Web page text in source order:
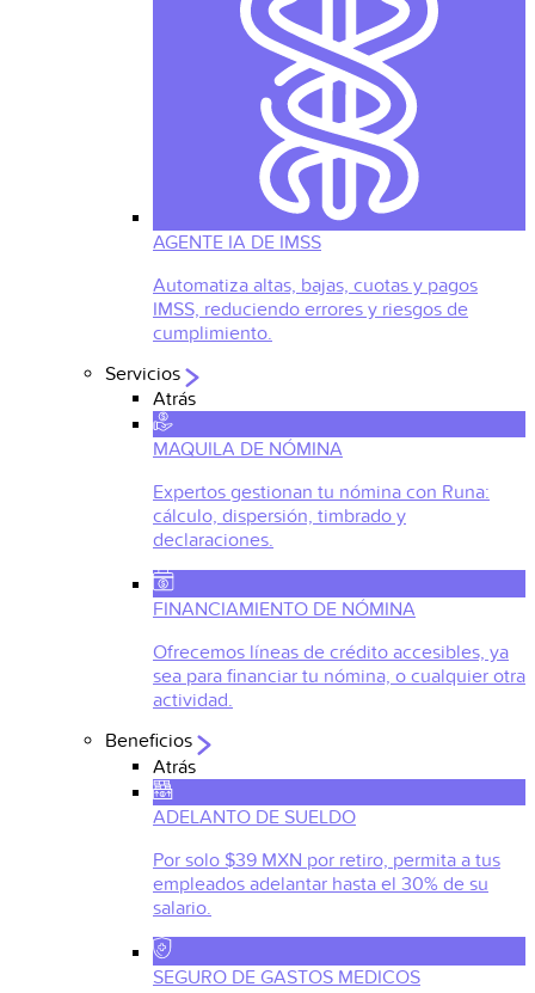
AGENTE IA DE IMSS
Automatiza altas, bajas, cuotas y pagos
IMSS, reduciendo errores y riesgos de
cumplimiento.
Servicios
Atrás
MAQUILA DE NÓMINA
Expertos gestionan tu nómina con Runa:
cálculo, dispersión, timbrado y
declaraciones.
FINANCIAMIENTO DE NÓMINA
Ofrecemos líneas de crédito accesibles, ya
sea para financiar tu nómina, o cualquier otra
actividad.
Beneficios
Atrás
ADELANTO DE SUELDO
Por solo $39 MXN por retiro, permita a tus
empleados adelantar hasta el 30% de su
salario.
SEGURO DE GASTOS MEDICOS